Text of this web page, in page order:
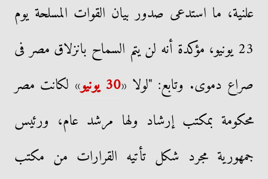
علنية، ما استدعى صدور بيان القوات المسلحة يوم
23 يونيو، مؤكدة أنه لن يتم السماح بانزلاق مصر فى
صراع دموى. وتابع: "لولا «30 يونيو
» لكانت مصر
محكومة بمكتب إرشاد ولها مرشد عام، ورئيس
جمهورية مجرد شكل تأتيه القرارات من مكتب